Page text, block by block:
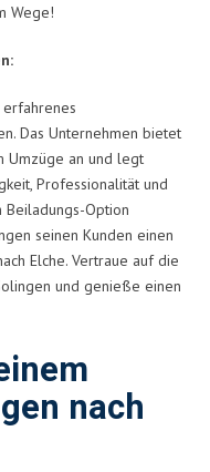
Wege!
Das Unternehmen bietet
Umzüge an und legt
Professionalität und
Option
seinen Kunden einen
Elche. Vertraue auf die
und genieße einen
nach